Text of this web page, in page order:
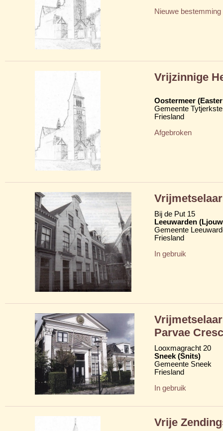
Nieuwe bestemming
Vrijzinnige
Oostermeer
Gemeente
Friesland
Afgebroken
Bij de Put 15
Leeuwarden
Gemeente
Friesland
In gebruik
Parvae
Looxmagracht 20
Sneek (Snits)
Gemeente Sneek
Friesland
In gebruik
Vrije